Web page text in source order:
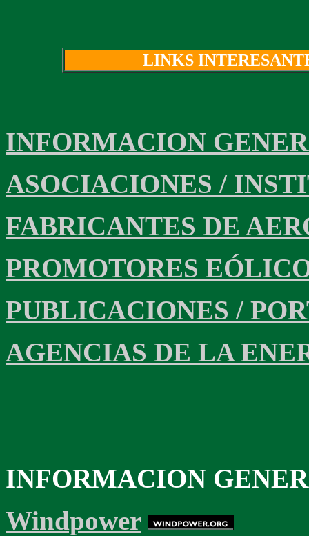
LINKS
INFORMACION
ASOCIACIONES /
FABRICANTES DE
PROMOTORES
PUBLICACIONES /
AGENCIAS DE LA
INFORMACION
Windpower